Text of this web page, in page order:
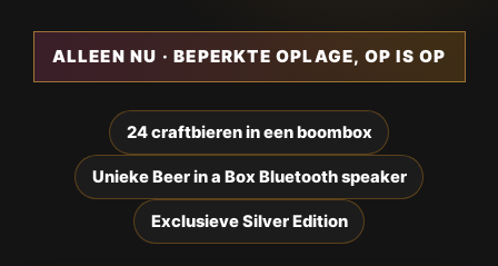
ALLEEN NU · BEPERKTE OPLAGE, OP IS OP
24 craftbieren in een boombox
Unieke Beer in a Box Bluetooth speaker
Exclusieve Silver Edition